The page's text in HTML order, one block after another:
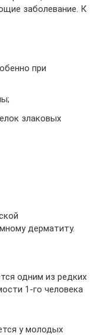
заболевание. К
при
злаковых
дерматиту.
одним из редких
1-го человека
у молодых